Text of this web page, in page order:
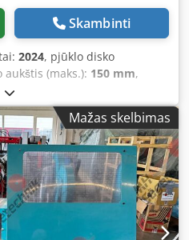
Skambinti
2024, pjūklo disko
aukštis (maks.): 150 mm,
ties 45°:
ties 90°:108 mm,
min
, sukimosi greitis
Vertical Circular Saw
rpm • Mitre cuts: left 60° /
arm (4-point locking)
adjustment • Saw table
robust vise for
prism guide for the saw
Mažas skelbimas